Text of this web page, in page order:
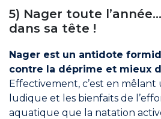
5) Nager toute
dans sa tête !
Nager est un antidote
contre la déprime et mieux
Effectivement, c’est en
ludique et les bienfaits de
aquatique que la natation